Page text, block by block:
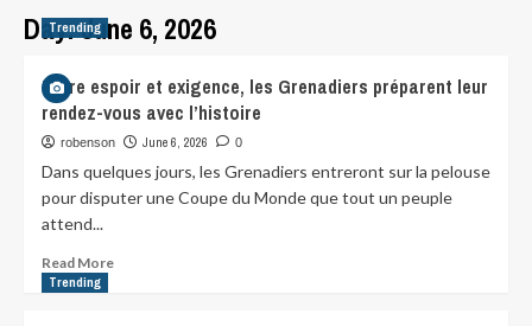
Day:June 6, 2026
Trending
Entre espoir et exigence, les Grenadiers préparent leur
rendez-vous avec l’histoire
robenson June 6, 2026 0
Dans quelques jours, les Grenadiers entreront sur la pelouse
pour disputer une Coupe du Monde que tout un peuple
attend...
Read More
Trending